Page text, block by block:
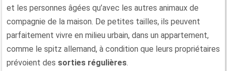
et les personnes âgées qu’avec les autres animaux de
compagnie de la maison. De petites tailles, ils peuvent
parfaitement vivre en milieu urbain, dans un appartement,
comme le spitz allemand, à condition que leurs propriétaires
prévoient des sorties régulières.